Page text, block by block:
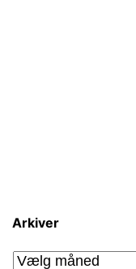
Arkiver
Arkiver